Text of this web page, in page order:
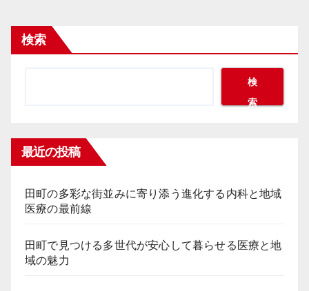
検索
検
索
最近の投稿
田町の多彩な街並みに寄り添う進化する内科と地域
医療の最前線
田町で見つける多世代が安心して暮らせる医療と地
域の魅力